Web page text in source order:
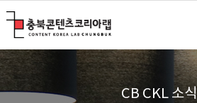
CB CKL 소식